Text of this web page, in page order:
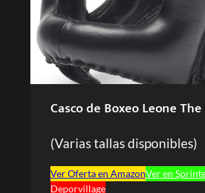
Casco de BoxeoLeone
(Varias tallas disponibles)
Ver Oferta en AmazonVer en
Deporvillage